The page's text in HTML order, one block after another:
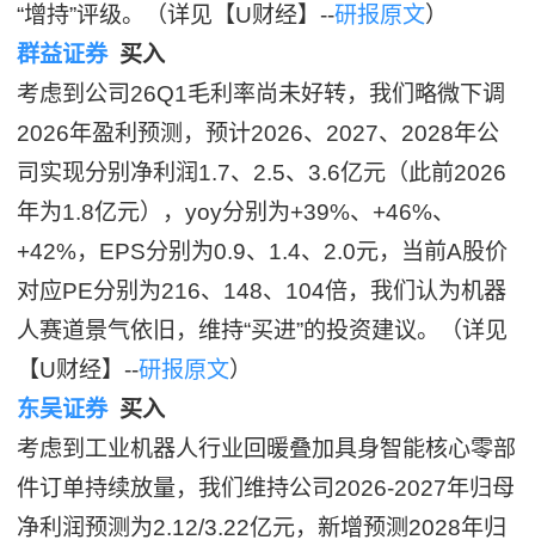
“增持”评级。（详见【U财经】--研报原文）
群益证券买入
考虑到公司26Q1毛利率尚未好转，我们略微下调
2026年盈利预测，预计2026、2027、2028年公
司实现分别净利润1.7、2.5、3.6亿元（此前2026
年为1.8亿元），yoy分别为+39%、+46%、
+42%，EPS分别为0.9、1.4、2.0元，当前A股价
对应PE分别为216、148、104倍，我们认为机器
人赛道景气依旧，维持“买进”的投资建议。（详见
【U财经】--研报原文）
东吴证券买入
考虑到工业机器人行业回暖叠加具身智能核心零部
件订单持续放量，我们维持公司2026-2027年归母
净利润预测为2.12/3.22亿元，新增预测2028年归